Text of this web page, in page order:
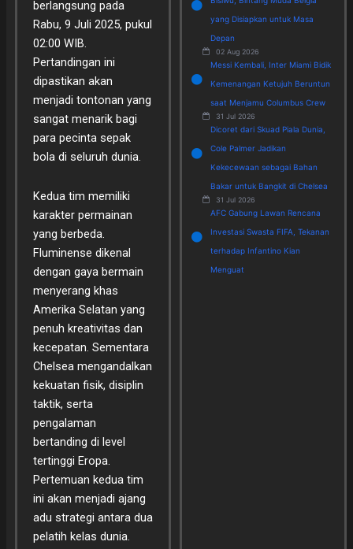
berlangsung pada
Rabu, 9 Juli 2025, pukul
02:00 WIB.
Pertandingan ini
dipastikan akan
menjadi tontonan yang
sangat menarik bagi
para pecinta sepak
bola di seluruh dunia.
Kedua tim memiliki
karakter permainan
yang berbeda.
Fluminense dikenal
dengan gaya bermain
menyerang khas
Amerika Selatan yang
penuh kreativitas dan
kecepatan. Sementara
Chelsea mengandalkan
kekuatan fisik, disiplin
taktik, serta
pengalaman
bertanding di level
tertinggi Eropa.
Pertemuan kedua tim
ini akan menjadi ajang
adu strategi antara dua
pelatih kelas dunia.
yang Disiapkan untuk Masa
Depan
02 Aug 2026
Messi Kembali, Inter Miami Bidik
Kemenangan Ketujuh Beruntun
saat Menjamu Columbus Crew
31 Jul 2026
Dicoret dari Skuad Piala Dunia,
Cole Palmer Jadikan
Kekecewaan sebagai Bahan
Bakar untuk Bangkit di Chelsea
31 Jul 2026
AFC Gabung Lawan Rencana
Investasi Swasta FIFA, Tekanan
terhadap Infantino Kian
Menguat